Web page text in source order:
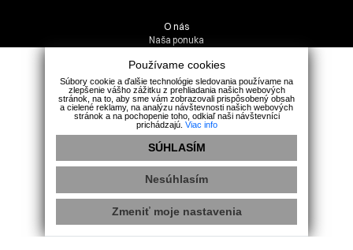
O nás
Naša ponuka
Ponúknite nám
Náš tím
Kontakt
Sociálne siete
Facebook
Instagram
GDPR Cookies webdesign webex.digital
Používame cookies
Súbory cookie a ďalšie technológie sledovania používame na
zlepšenie vášho zážitku z prehliadania našich webových
stránok, na to, aby sme vám zobrazovali prispôsobený obsah
a cielené reklamy, na analýzu návštevnosti našich webových
stránok a na pochopenie toho, odkiaľ naši návštevníci
prichádzajú. Viac info
SÚHLASÍM
Nesúhlasím
Zmeniť moje nastavenia